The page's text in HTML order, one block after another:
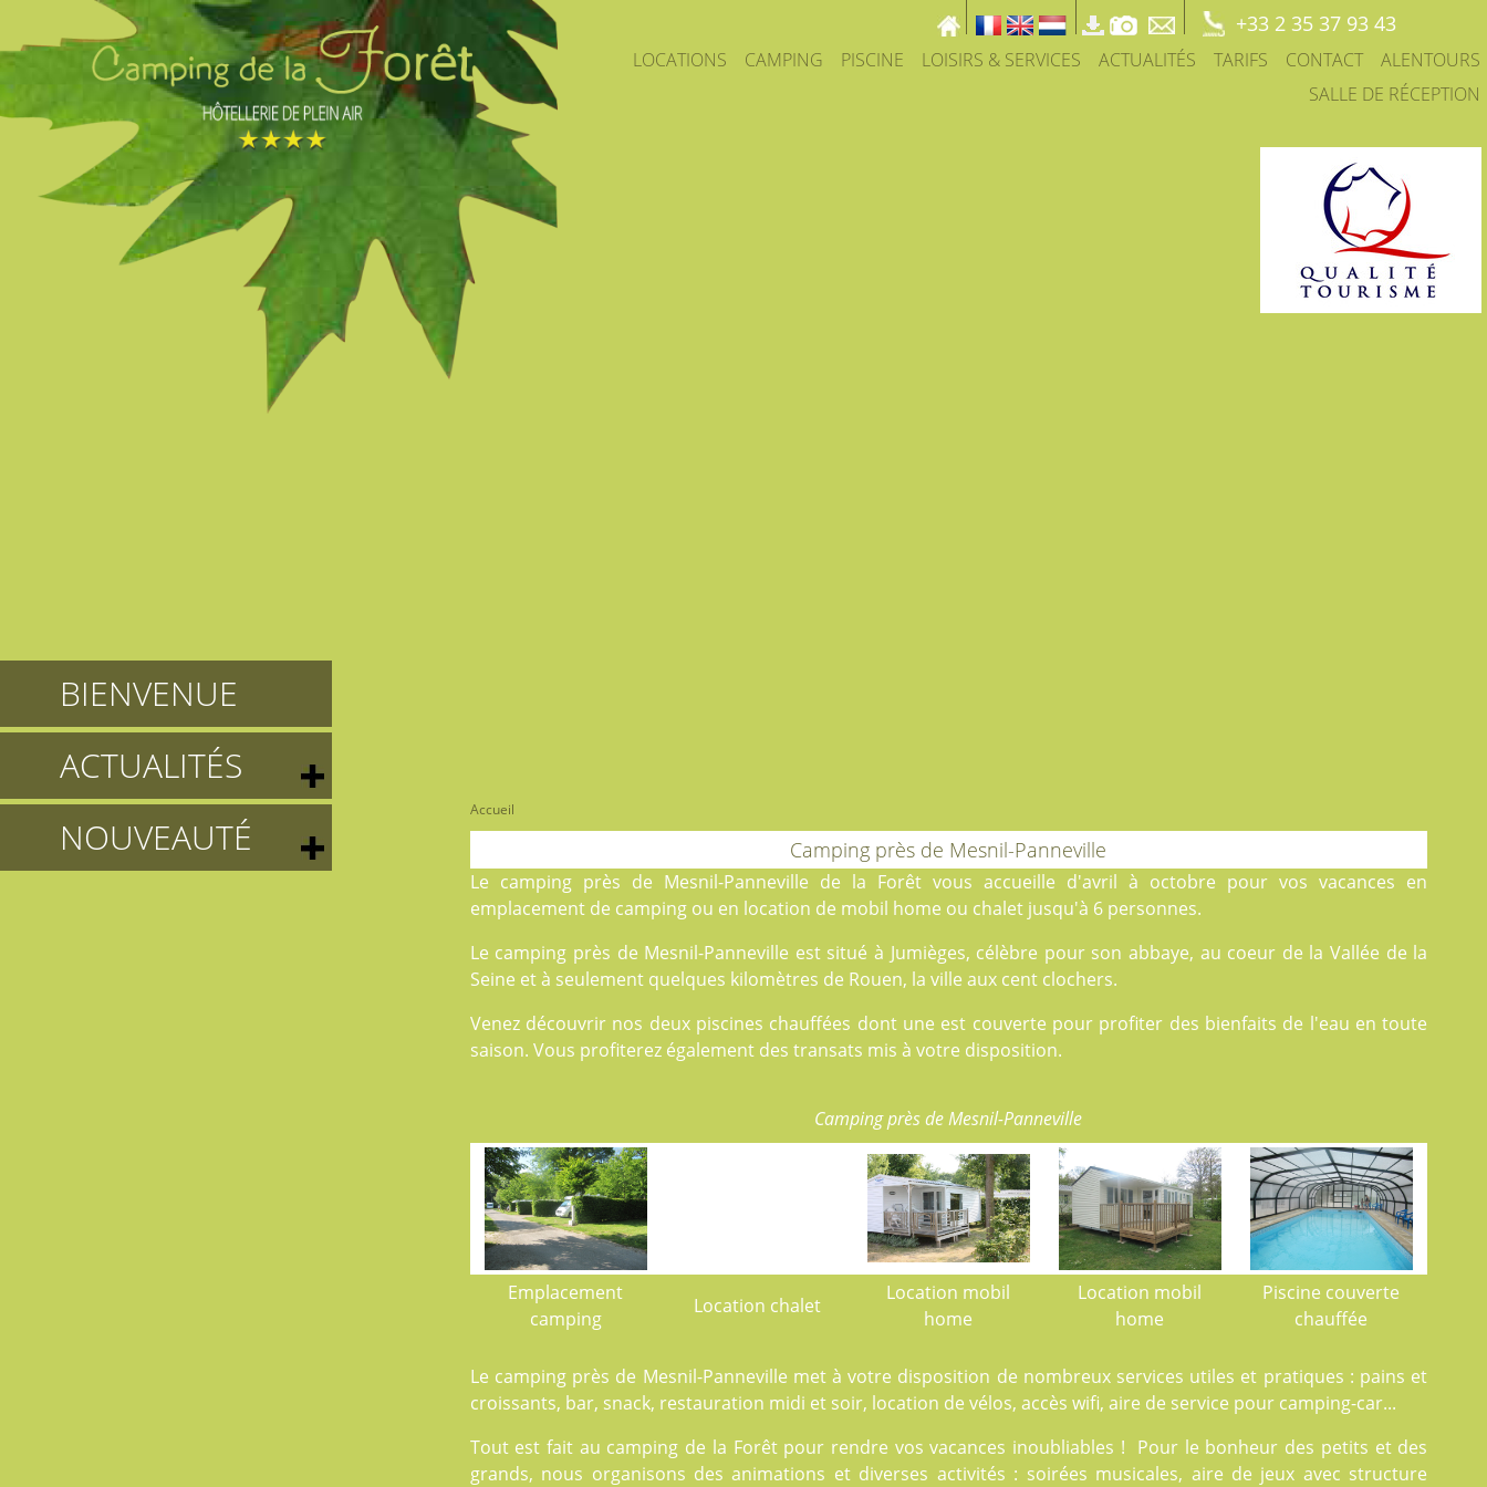
+33 2 35 37 93 43
LOCATIONS CAMPING PISCINE LOISIRS & SERVICES ACTUALITÉS TARIFS CONTACT
ALENTOURS
SALLE DE RÉCEPTION
BIENVENUE
ACTUALITÉS
NOUVEAUTÉ
Accueil
Camping près de Mesnil-Panneville
Le camping près de Mesnil-Panneville de la Forêt vous accueille d'avril à octobre pour vos vacances en
emplacement de campingou en location de mobil home ou chalet jusqu'à 6 personnes.
Le camping près de Mesnil-Panneville est situé à Jumièges, célèbre pour son abbaye, au coeur de la Vallée de la
Seine et à seulement quelques kilomètres de Rouen, la ville aux cent clochers.
Venez découvrir nos deux piscines chauffées dont une est couverte pour profiter des bienfaits de l'eau en toute
saison. Vous profiterez également des transats mis à votre disposition.
Camping près de Mesnil-Panneville
Emplacement
camping
Location chalet
Location mobil
home
Location mobil
home
Piscine couverte
chauffée
Le camping près de Mesnil-Panneville met à votre disposition de nombreux services utiles et pratiques : pains et
croissants, bar, snack, restauration midi et soir, location de vélos, accès wifi, aire de service pour camping-car...
Tout est fait au camping de la Forêtpour rendre vos vacances inoubliables ! Pour le bonheur des petits et des
grands, nous organisons des animations et diverses activités : soirées musicales, aire de jeux avec structure